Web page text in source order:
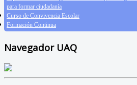
para formar ciudadanía
Curso de Convivencia Escolar
Formación Continua
Navegador UAQ